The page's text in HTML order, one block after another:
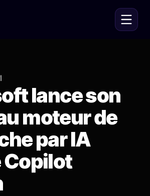
lance son
moteur de
par IA
Copilot